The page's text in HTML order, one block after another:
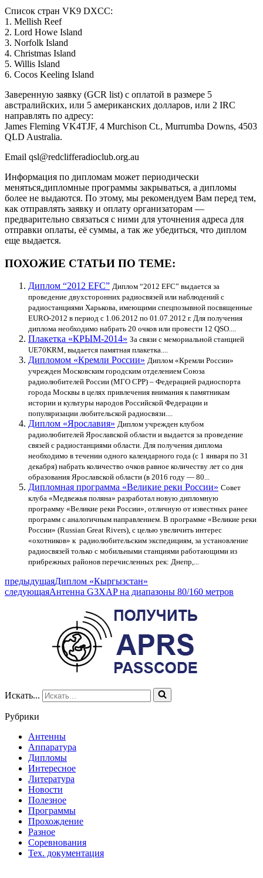
Список стран VK9 DXCC:
1. Mellish Reef
2. Lord Howe Island
3. Norfolk Island
4. Christmas Island
5. Willis Island
6. Cocos Keeling Island
Заверенную заявку (GCR list) с оплатой в размере 5
австралийских, или 5 американских долларов, или 2 IRC
направлять по адресу:
James Fleming VK4TJF, 4 Murchison Ct., Murrumba Downs, 4503
QLD Australia.
Email qsl@redclifferadioclub.org.au
Информация по дипломам может периодически
меняться,дипломные программы закрываться, а дипломы
более не выдаются. По этому, мы рекомендуем Вам перед тем,
как отправлять заявку и оплату организаторам —
предварительно связаться с ними для уточнения адреса для
отправки оплаты, её суммы, а так же убедиться, что диплом
еще выдается.
ПОХОЖИЕ СТАТЬИ ПО ТЕМЕ:
Диплом “2012 EFC” Диплом “2012 EFC” выдается за
проведение двухсторонних радиосвязей или наблюдений с
радиостанциями Харькова, имеющими спецпозывной посвященные
EURO-2012 в период с 1.06.2012 по 01.07.2012 г. Для получения
диплома необходимо набрать 20 очков или провести 12 QSO....
Плакетка «КРЫМ-2014» За связи с мемориальной станцией
UE70KRM, выдается памятная плакетка....
Дипломом «Кремли России» Диплом «Кремли России»
учрежден Московским городским отделением Союза
радиолюбителей России (МГО СРР) – Федерацией радиоспорта
города Москвы в целях привлечения внимания к памятникам
истории и культуры народов Российской Федерации и
популяризации любительской радиосвязи....
Диплом «Ярославия» Диплом учрежден клубом
радиолюбителей Ярославской области и выдается за проведение
связей с радиостанциями области. Для получения диплома
необходимо в течении одного календарного года (с 1 января по 31
декабря) набрать количество очков равное количеству лет со дня
образования Ярославской области (в 2016 году — 80...
Дипломная программа «Великие реки России» Совет
клуба «Медвежья поляна» разработал новую дипломную
программу «Великие реки России», отличную от известных ранее
программ с аналогичным направлением. В программе «Великие реки
России» (Russian Great Rivers), c целью увеличить интерес
«охотников» к радиолюбительским экспедициям, за установление
радиосвязей только с мобильными станциями работающими из
прибрежных районов перечисленных рек: Днепр,...
предыдущаяДиплом «Кыргызстан»
следующаяАнтенна G3XAP на диапазоны 80/160 метров
Искать...
Рубрики
Антенны
Аппаратура
Дипломы
Интересное
Литература
Новости
Полезное
Программы
Прохождение
Разное
Соревнования
Тех. документация